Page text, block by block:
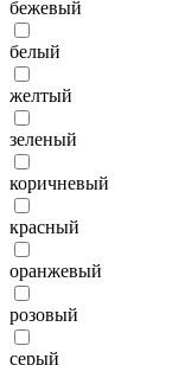
бежевый
белый
желтый
зеленый
коричневый
красный
оранжевый
розовый
серый